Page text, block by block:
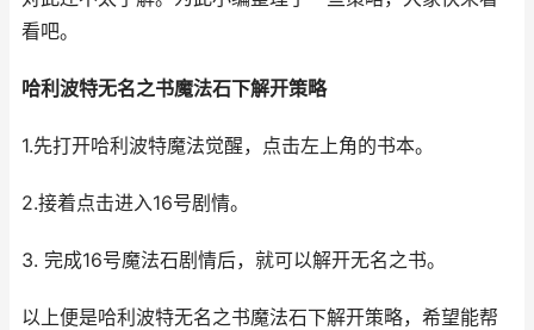
看吧。
哈利波特无名之书魔法石下解开策略
1.先打开哈利波特魔法觉醒，点击左上角的书本。
2.接着点击进入16号剧情。
3. 完成16号魔法石剧情后，就可以解开无名之书。
以上便是哈利波特无名之书魔法石下解开策略，希望能帮